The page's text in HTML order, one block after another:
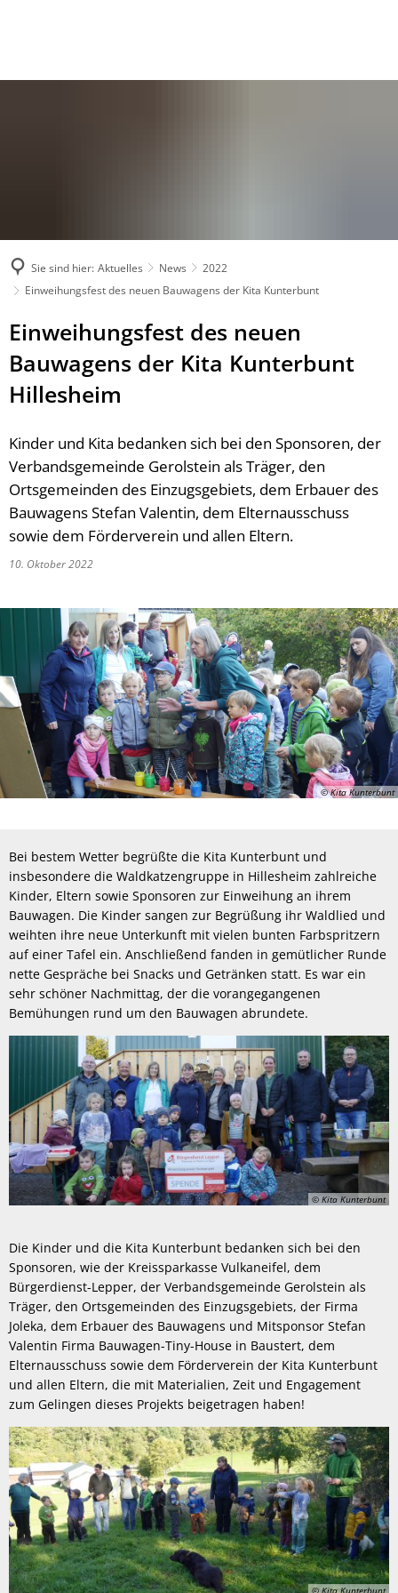
Sie sind hier: Aktuelles News
2022
Einweihungsfest des neuen Bauwagens der Kita Kunterbunt
Einweihungsfest des neuen
Bauwagens der Kita Kunterbunt
Hillesheim
Kinder und Kita bedanken sich bei den Sponsoren, der
Verbandsgemeinde Gerolstein als Träger, den
Ortsgemeinden des Einzugsgebiets, dem Erbauer des
Bauwagens Stefan Valentin, dem Elternausschuss
sowie dem Förderverein und allen Eltern.
10. Oktober 2022
© Kita Kunterbunt
Bei bestem Wetter begrüßte die Kita Kunterbunt und
insbesondere die Waldkatzengruppe in Hillesheim zahlreiche
Kinder, Eltern sowie Sponsoren zur Einweihung an ihrem
Bauwagen. Die Kinder sangen zur Begrüßung ihr Waldlied und
weihten ihre neue Unterkunft mit vielen bunten Farbspritzern
auf einer Tafel ein. Anschließend fanden in gemütlicher Runde
nette Gespräche bei Snacks und Getränken statt. Es war ein
sehr schöner Nachmittag, der die vorangegangenen
Bemühungen rund um den Bauwagen abrundete.
© Kita Kunterbunt
Die Kinder und die Kita Kunterbunt bedanken sich bei den
Sponsoren, wie der Kreissparkasse Vulkaneifel, dem
Bürgerdienst-Lepper, der Verbandsgemeinde Gerolstein als
Träger, den Ortsgemeinden des Einzugsgebiets, der Firma
Joleka, dem Erbauer des Bauwagens und Mitsponsor Stefan
Valentin Firma Bauwagen-Tiny-House in Baustert, dem
Elternausschuss sowie dem Förderverein der Kita Kunterbunt
und allen Eltern, die mit Materialien, Zeit und Engagement
zum Gelingen dieses Projekts beigetragen haben!